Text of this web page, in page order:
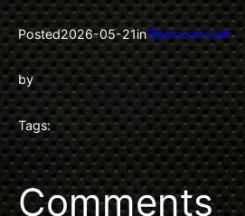
Posted2026-05-21inBlabbermouth
by
Tags:
Comments